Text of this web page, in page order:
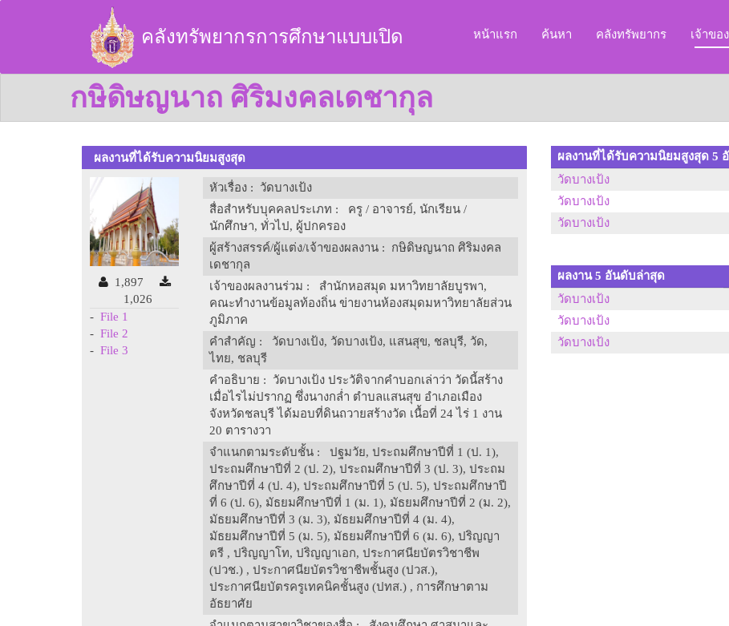
คลังทรัพยากรการศึกษาแบบเปิด หน้าแรก ค้นหา คลังทรัพยากร เจ้าขอ
กษิดิษญนาถ ศิริมงคลเดชากุล
ผลงานที่ได้รับความนิยมสูงสุด
1,897
1,026
- File 1
- File 2
- File 3
หัวเรื่อง : วัดบางเป้ง
สื่อสำหรับบุคคลประเภท : ครู / อาจารย์, นักเรียน /
นักศึกษา, ทั่วไป, ผู้ปกครอง
ผู้สร้างสรรค์/ผู้แต่ง/เจ้าของผลงาน : กษิดิษญนาถ ศิริมงคล
เดชากุล
เจ้าของผลงานร่วม : สำนักหอสมุด มหาวิทยาลัยบูรพา,
คณะทำงานข้อมูลท้องถิ่น ข่ายงานห้องสมุดมหาวิทยาลัยส่วน
ภูมิภาค
คำสำคัญ : วัดบางเป้ง, วัดบางเป้ง, แสนสุข, ชลบุรี, วัด,
ไทย, ชลบุรี
คำอธิบาย : วัดบางเป้ง ประวัติจากคำบอกเล่าว่า วัดนี้สร้าง
เมื่อไรไม่ปรากฏ ซึ่งนางกล่ำ ตำบลแสนสุข อำเภอเมือง
จังหวัดชลบุรี ได้มอบที่ดินถวายสร้างวัด เนื้อที่ 24 ไร่ 1 งาน
20 ตารางวา
จำแนกตามระดับชั้น : ปฐมวัย, ประถมศึกษาปีที่ 1 (ป. 1),
ประถมศึกษาปีที่ 2 (ป. 2), ประถมศึกษาปีที่ 3 (ป. 3), ประถม
ศึกษาปีที่ 4 (ป. 4), ประถมศึกษาปีที่ 5 (ป. 5), ประถมศึกษาปี
ที่ 6 (ป. 6), มัธยมศึกษาปีที่ 1 (ม. 1), มัธยมศึกษาปีที่ 2 (ม. 2),
มัธยมศึกษาปีที่ 3 (ม. 3), มัธยมศึกษาปีที่ 4 (ม. 4),
มัธยมศึกษาปีที่ 5 (ม. 5), มัธยมศึกษาปีที่ 6 (ม. 6), ปริญญา
ตรี , ปริญญาโท, ปริญญาเอก, ประกาศนียบัตรวิชาชีพ
(ปวช.) , ประกาศนียบัตรวิชาชีพชั้นสูง (ปวส.),
ประกาศนียบัตรครูเทคนิคชั้นสูง (ปทส.) , การศึกษาตาม
อัธยาศัย
ผลงานที่ได้รับความนิยมสูงสุด 5
วัดบางเป้ง
วัดบางเป้ง
วัดบางเป้ง
ผลงาน 5 อันดับล่าสุด
วัดบางเป้ง
วัดบางเป้ง
วัดบางเป้ง